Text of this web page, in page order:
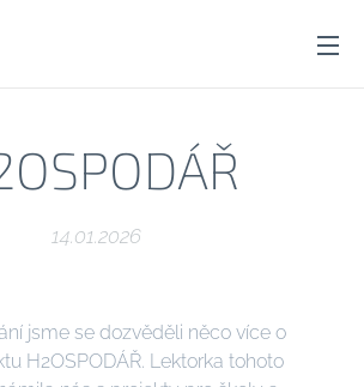
14.01.2026
jsme se dozvěděli něco více o
H2OSPODÁŘ. Lektorka tohoto